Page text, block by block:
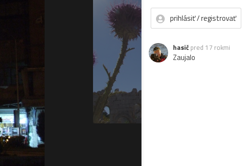
prihlásiť / registrovať
hasič pred 17 rokmi
Zaujalo